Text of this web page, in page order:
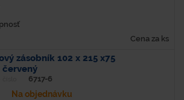
Cena za ks
zásobník 102 x 215 x75
červený
6717-6
Na objednávku